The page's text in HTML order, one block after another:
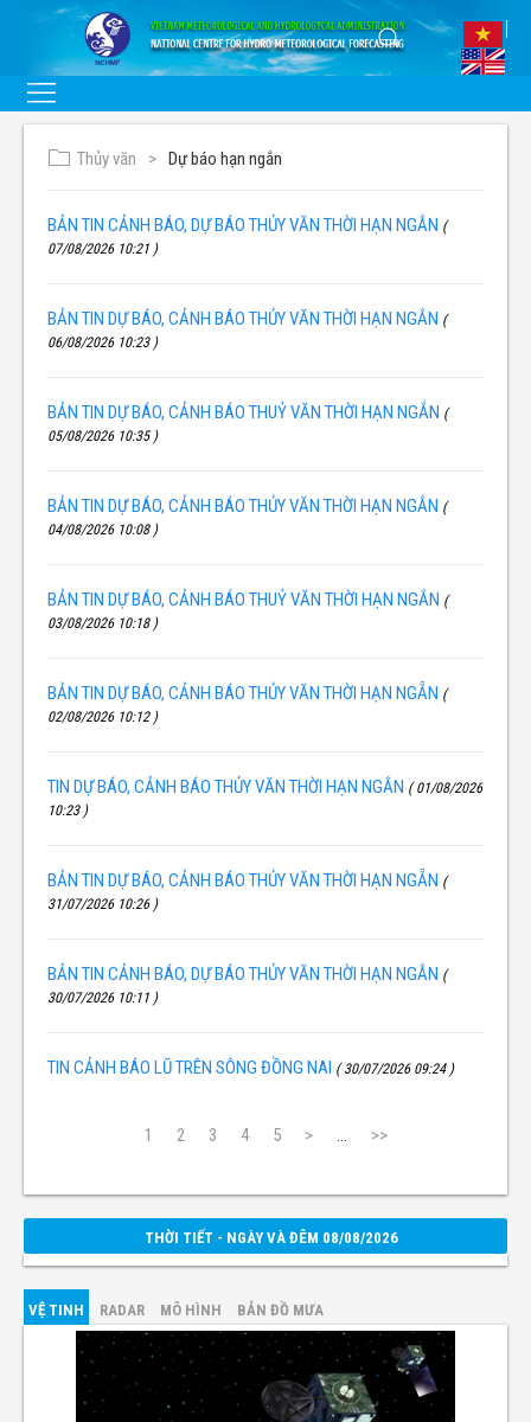
Thủy văn Dự báo hạn ngắn
BẢN TIN CẢNH BÁO, DỰ BÁO THỦY VĂN THỜI HẠN NGẮN (
07/08/2026 10:21 )
BẢN TIN DỰ BÁO, CẢNH BÁO THỦY VĂN THỜI HẠN NGẮN (
06/08/2026 10:23 )
BẢN TIN DỰ BÁO, CẢNH BÁO THUỶ VĂN THỜI HẠN NGẮN (
05/08/2026 10:35 )
BẢN TIN DỰ BÁO, CẢNH BÁO THỦY VĂN THỜI HẠN NGẮN (
04/08/2026 10:08 )
BẢN TIN DỰ BÁO, CẢNH BÁO THUỶ VĂN THỜI HẠN NGẮN (
03/08/2026 10:18 )
BẢN TIN DỰ BÁO, CẢNH BÁO THỦY VĂN THỜI HẠN NGẴN (
02/08/2026 10:12 )
TIN DỰ BÁO, CẢNH BÁO THỦY VĂN THỜI HẠN NGẮN ( 01/08/2026
10:23 )
BẢN TIN DỰ BÁO, CẢNH BÁO THỦY VĂN THỜI HẠN NGẴN (
31/07/2026 10:26 )
BẢN TIN CẢNH BÁO, DỰ BÁO THỦY VĂN THỜI HẠN NGẮN (
30/07/2026 10:11 )
TIN CẢNH BÁO LŨ TRÊN SÔNG ĐỒNG NAI ( 30/07/2026 09:24 )
1 2 3 4 5 > ... >>
THỜI TIẾT - NGÀY VÀ ĐÊM 08/08/2026
VỆ TINH RADAR MÔ HÌNH BẢN ĐỒ MƯA